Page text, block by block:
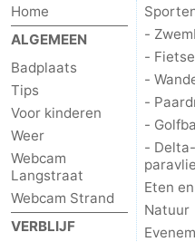
Home
ALGEMEEN
Badplaats
Tips
Voor kinderen
Weer
Webcam
Langstraat
Webcam Strand
VERBLIJF
-
-
-
-
-
-
Eten
Natuur